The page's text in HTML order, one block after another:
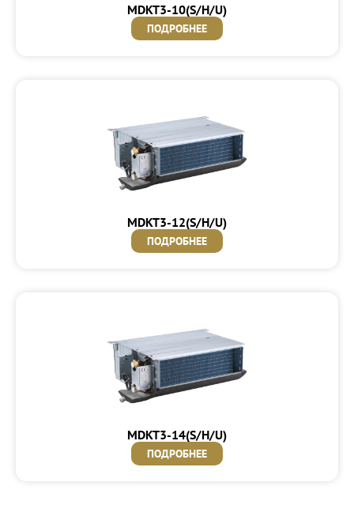
MDKT3-10(S/H/U)
ПОДРОБНЕЕ
MDKT3-12(S/H/U)
ПОДРОБНЕЕ
MDKT3-14(S/H/U)
ПОДРОБНЕЕ